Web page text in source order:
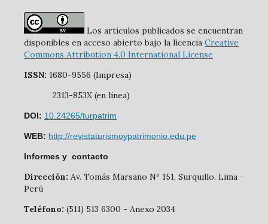
Los artículos publicados se encuentran
disponibles en acceso abierto bajo la licencia Creative
Commons Attribution 4.0 International License
ISSN: 1680-9556 (Impresa)
2313-853X (en línea)
DOI: 10.24265/turpatrim
WEB: http://revistaturismoypatrimonio.edu.pe
Informes y contacto
Dirección: Av. Tomás Marsano Nº 151, Surquillo. Lima -
Perú
Teléfono: (511) 513 6300 - Anexo 2034